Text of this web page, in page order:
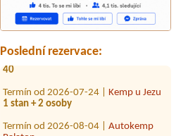
Poslední rezervace:
1 místo u vody + el. Přípojka
Termín od 2026-08-26 |Rekreační
40
Termín od 2026-07-24 |
1 stan + 2 osoby
Termín od 2026-08-04 |
Balaton
Obytné auto, dospělí 2, děti do